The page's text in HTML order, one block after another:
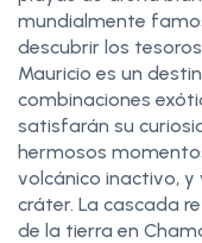
mundialmente
descubrir los
Mauricio es un
combinaciones
satisfarán su
hermosos
volcánico inactivo, y
cráter. La cascada
de la tierra en